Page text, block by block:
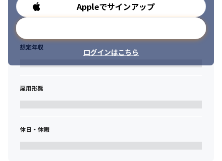
各種のサーバやクラウド環境の構築・維持管理に携わってきた実
績があり、今後もサーバーやクラウドなどのエンジニアとして活
躍していきたい方。
ハイパフォーマンスなITシステムを、安定性、セキュリティ等の
厳しい要求に応えながら、自身のパフォーマンスを最大限に発揮
Appleでサインアップ
ログインはこちら
勤務時間
想定年収
雇用形態
休日・休暇